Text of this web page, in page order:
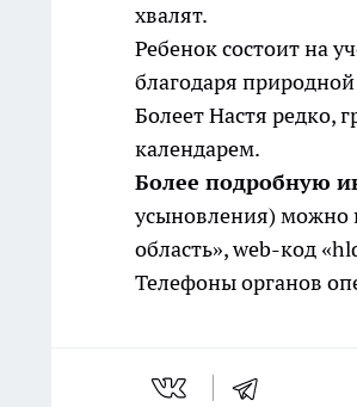
хвалят.
Ребенок состоит на
благодаря
Болеет Настя редко,
календарем.
Более подробную
усыновления) можно
область»,web-код «
Телефоны органов